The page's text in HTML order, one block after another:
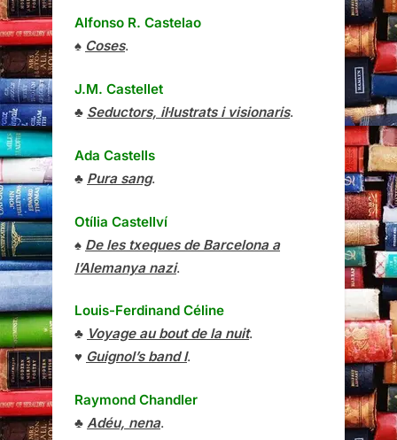
Alfonso R. Castelao
♠ Coses.
J.M. Castellet
♣ Seductors, il·lustrats i visionaris.
Ada Castells
♣ Pura sang.
Otília Castellví
♠ De les txeques de Barcelona a
l’Alemanya nazi.
Louis-Ferdinand Céline
♣ Voyage au bout de la nuit.
♥ Guignol’s band I.
Raymond Chandler
♣ Adéu, nena.